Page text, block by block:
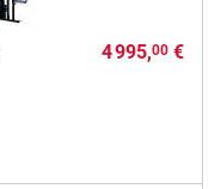
4 995,00€